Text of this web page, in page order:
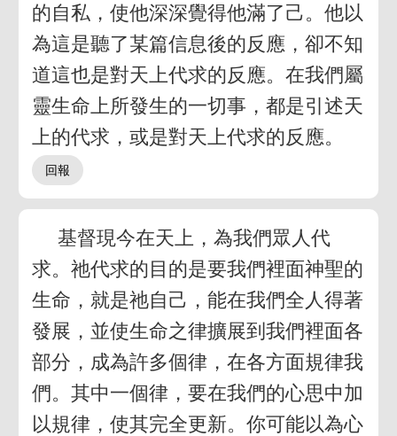
的自私，使他深深覺得他滿了己。他以
為這是聽了某篇信息後的反應，卻不知
道這也是對天上代求的反應。在我們屬
靈生命上所發生的一切事，都是引述天
上的代求，或是對天上代求的反應。
基督現今在天上，為我們眾人代
求。祂代求的目的是要我們裡面神聖的
生命，就是祂自己，能在我們全人得著
發展，並使生命之律擴展到我們裡面各
部分，成為許多個律，在各方面規律我
們。其中一個律，要在我們的心思中加
以規律，使其完全更新。你可能以為心